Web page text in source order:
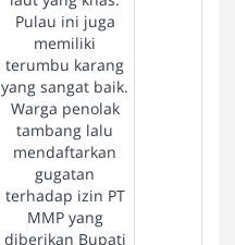
Pulau ini juga
memiliki
terumbu karang
yang sangat baik.
Warga penolak
tambang lalu
mendaftarkan
gugatan
terhadap izin PT
MMP yang
diberikan Bupati